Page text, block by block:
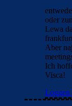
oder
Lewa
Aber
Ich
Visca!
Loggen